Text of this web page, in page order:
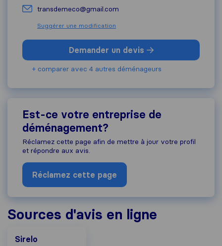
transdemeco@gmail.com
Suggérer une modification
Demander un devis
+ comparer avec 4 autres déménageurs
Est-ce votre entreprise de
déménagement?
Réclamez cette page afin de mettre à jour votre profil
et répondre aux avis.
Réclamez cette page
Sources d'avis en ligne
Sirelo